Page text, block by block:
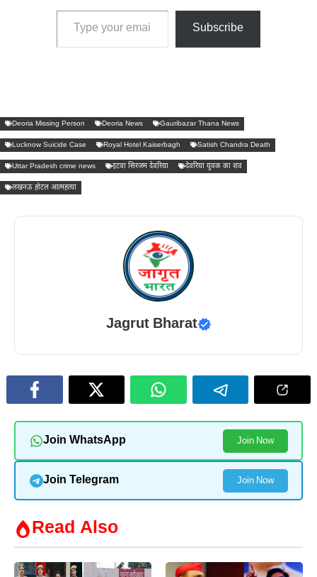
Type your email…
Subscribe
Deoria Missing Person Deoria News Gauribazar Thana News
Lucknow Suicide Case Royal Hotel Kaiserbagh Satish Chandra Death
Uttar Pradesh crime news इटवा सिरजम देवरिया देवरिया युवक का शव
लखनऊ होटल आत्महत्या
Jagrut Bharat
Join WhatsApp Join Now
Join Telegram Join Now
Read Also